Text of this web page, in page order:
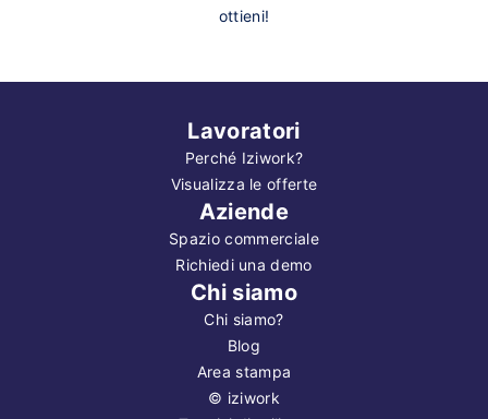
ottieni!
Lavoratori
Perché Iziwork?
Visualizza le offerte
Aziende
Spazio commerciale
Richiedi una demo
Chi siamo
Chi siamo?
Blog
Area stampa
© iziwork